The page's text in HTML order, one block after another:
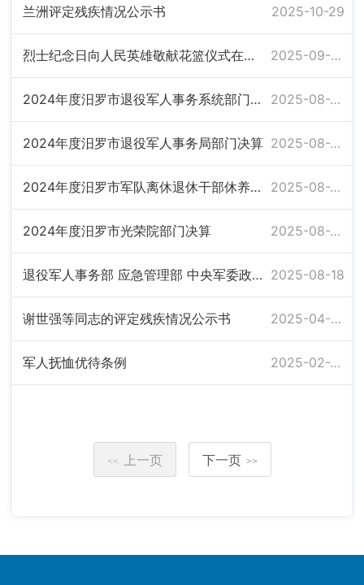
兰洲评定残疾情况公示书 2025-10-29
烈士纪念日向人民英雄敬献花篮仪式在京隆重举行 习近平等党和国家领导人出席 2025-09-30
2024年度汨罗市退役军人事务系统部门决算 2025-08-26
2024年度汨罗市退役军人事务局部门决算 2025-08-26
2024年度汨罗市军队离休退休干部休养所部门决算 2025-08-26
2024年度汨罗市光荣院部门决算 2025-08-26
退役军人事务部 应急管理部 中央军委政治工作部关于印发《烈士评定工作办法》的通知 2025-08-18
谢世强等同志的评定残疾情况公示书 2025-04-09
军人抚恤优待条例 2025-02-20
<< 上一页 下一页 >>